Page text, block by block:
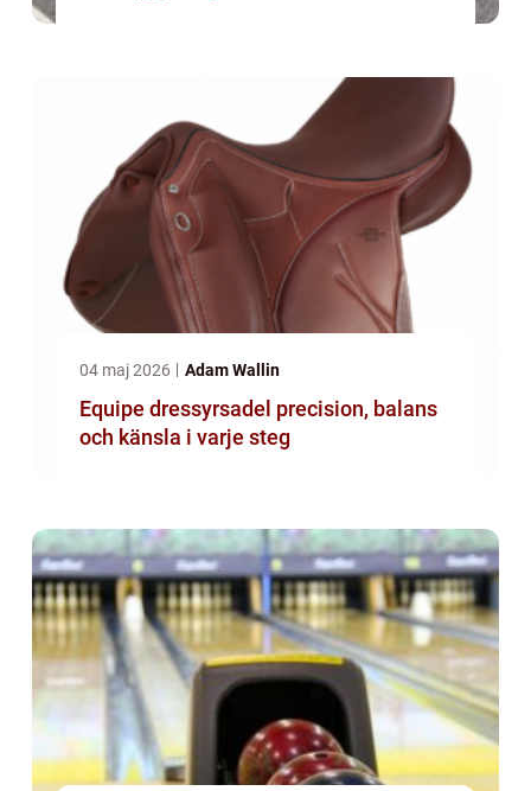
04 maj 2026 Adam Wallin
Equipe dressyrsadel precision, balans
och känsla i varje steg